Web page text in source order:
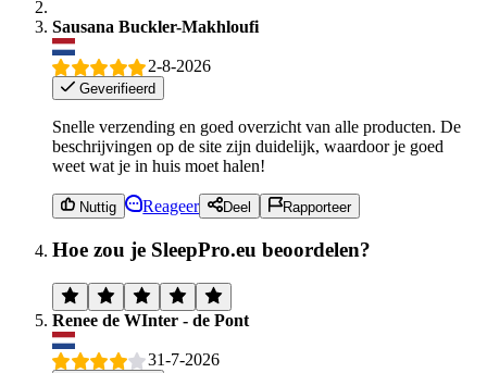
Sausana Buckler-Makhloufi
2-8-2026
Geverifieerd
Snelle verzending en goed overzicht van alle producten. De
beschrijvingen op de site zijn duidelijk, waardoor je goed
weet wat je in huis moet halen!
Nuttig Reageer Deel Rapporteer
Hoe zou je SleepPro.eu beoordelen?
Renee de WInter - de Pont
31-7-2026